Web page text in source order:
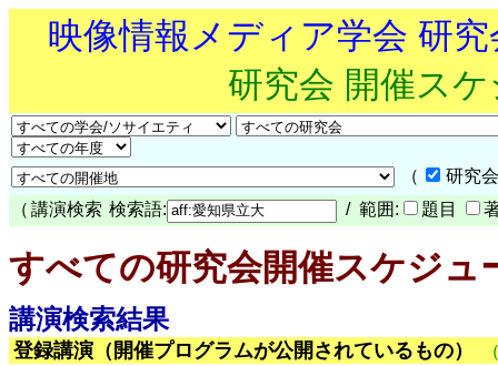
映像情報メディア学会 研
研究会 開催ス
（
研究
（ 講演検索 検索語: / 範囲: 題目
すべての研究会開催スケジュ
講演検索結果
登録講演（開催プログラムが公開されているもの）